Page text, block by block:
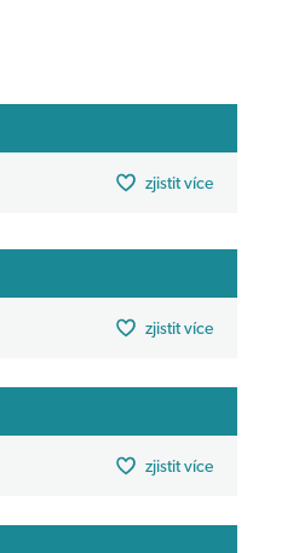
zjistit více
zjistit více
zjistit více